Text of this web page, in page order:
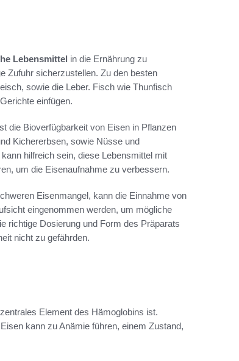
Lebensmittel in die Ernährung zu
Zufuhr sicherzustellen. Zu den besten
sowie die Leber. Fisch wie Thunfisch
einfügen.
die Bioverfügbarkeit von Eisen in Pflanzen
Kichererbsen, sowie Nüsse und
hilfreich sein, diese Lebensmittel mit
um die Eisenaufnahme zu verbessern.
Eisenmangel, kann die Einnahme von
eingenommen werden, um mögliche
richtige Dosierung und Form des Präparats
nicht zu gefährden.
Element des Hämoglobins ist.
kann zu Anämie führen, einem Zustand,